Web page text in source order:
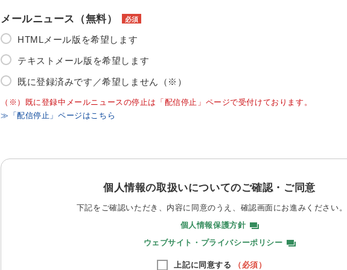
メールニュース（無料） 必須
HTMLメール版を希望します
テキストメール版を希望します
既に登録済みです／希望しません（※）
（※）既に登録中メールニュースの停止は「配信停止」ページで受付けております。
≫「配信停止」ページはこちら
個人情報の取扱いについてのご確認・ご同意
下記をご確認いただき、内容に同意のうえ、 確認画面にお進みください。
個人情報保護方針
ウェブサイト・プライバシーポリシー
上記に同意する （必須）